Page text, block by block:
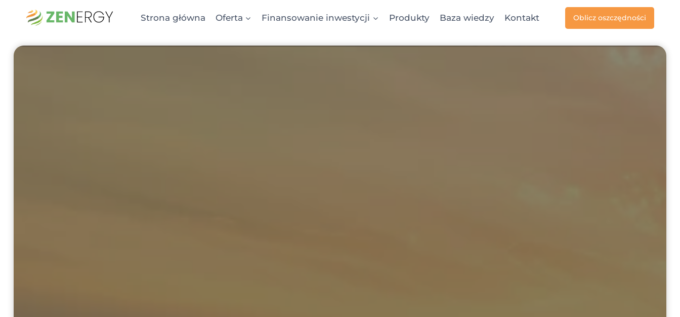
Strona główna Oferta Finansowanie inwestycji Produkty Baza wiedzy Kontakt Oblicz oszczędności